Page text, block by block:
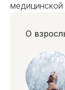
медицинской
О